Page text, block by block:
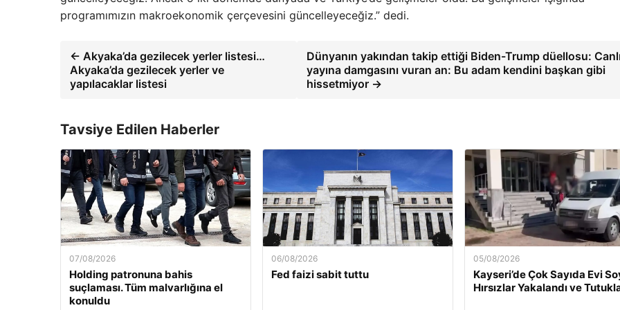
programımızın makroekonomik çerçevesini güncelleyeceğiz.” dedi.
← Akyaka’da gezilecek yerler listesi…
Akyaka’da gezilecek yerler ve
yapılacaklar listesi
Dünyanın yakından takip ettiği Biden-Trump düellosu:
yayına damgasını vuran an: Bu adam kendini başkan gibi
hissetmiyor →
Tavsiye Edilen Haberler
07/08/2026
Holding patronuna bahis
suçlaması. Tüm malvarlığına el
konuldu
06/08/2026
Fed faizi sabit tuttu
05/08/2026
Kayseri’de Çok Sayıda Evi
Hırsızlar Yakalandı ve